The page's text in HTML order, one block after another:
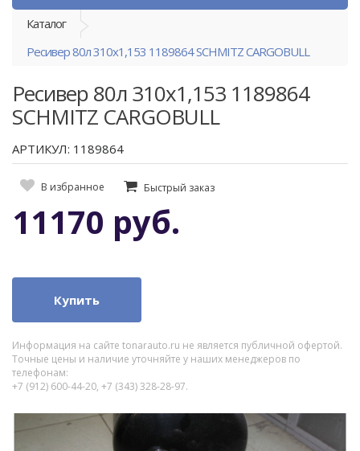
Каталог
Ресивер 80л 310х1,153 1189864 SCHMITZ CARGOBULL
Ресивер 80л 310х1,153 1189864
SCHMITZ CARGOBULL
АРТИКУЛ: 1189864
В избранное Быстрый заказ
11170 руб.
Купить
Информация на сайте tonarauto.ru не является публичной офертой.
Точные цены и наличие уточняйте у наших менеджеров по
телефонам:
+7 (912) 600-44-20, +7 (343) 328-28-97.